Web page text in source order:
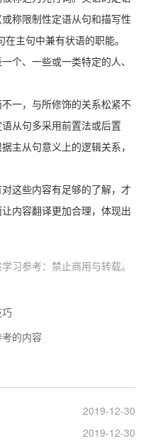
称限制性定语从句和描写性
主句中兼有状语的职能。
个、一些或一类特定的人、
一，与所修饰的关系松紧不
从句多采用前置法或后置
主从句意义上的逻辑关系，
这些内容有足够的了解，才
内容翻译更加合理，体现出
习参考：禁止商用与转载。
的内容
2019-12-30
2019-12-30